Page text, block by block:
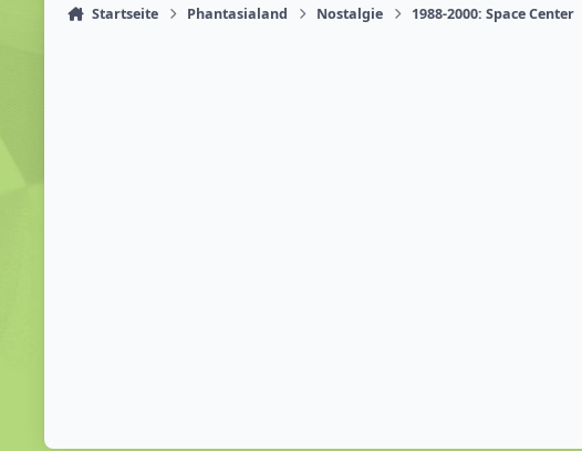
Startseite Phantasialand Nostalgie 1988-2000: Space Center